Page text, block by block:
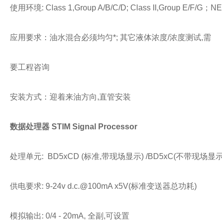
使用环境: Class 1,Group A/B/C/D; Class II,Group E/F/G；
应用要求：油水混合必须均匀*; 其它液体浓度/浓度测试,需
要工程咨询
安装方式：迎着来油方向,直管安装
数据处理器 STIM Signal Processor
处理单元: BD5xCD (标准,带现场显示) /BD5xC(不带现场显
供电要求: 9-24v d.c.@100mA x5V(标准变送器总功耗)
模拟输出: 0/4 - 20mA, 全副,可设置